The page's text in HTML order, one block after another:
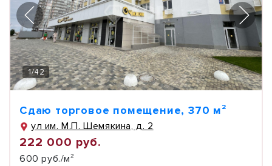
1/42
Сдаю торговое помещение, 370 м²
ул им. М.П. Шемякина, д. 2
222 000 руб.
600 руб./м²